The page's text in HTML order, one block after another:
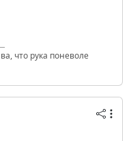
что рука поневоле